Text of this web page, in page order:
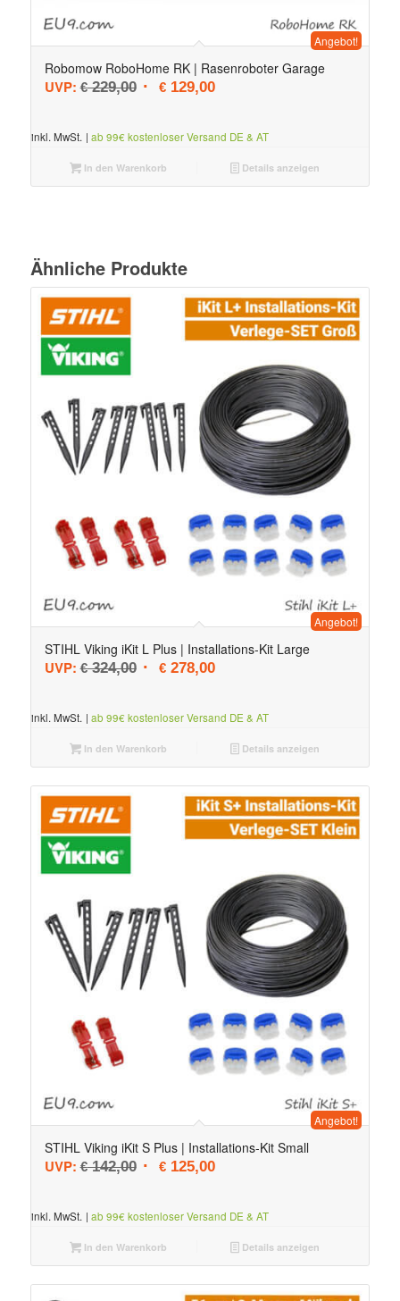
Robomow RoboHome RK | Rasenroboter Garage
UVP: €229,00 Ursprünglicher Preis war: € 229,00
€129,00Aktueller Preis ist: € 129,00.
Angebot!
inkl. MwSt. | ab 99€ kostenloser Versand DE & AT
In den Warenkorb Details anzeigen
Ähnliche Produkte
STIHL Viking iKit L Plus | Installations-Kit Large
UVP: €324,00 Ursprünglicher Preis war: € 324,00
€278,00Aktueller Preis ist: € 278,00.
Angebot!
inkl. MwSt. | ab 99€ kostenloser Versand DE & AT
In den Warenkorb Details anzeigen
STIHL Viking iKit S Plus | Installations-Kit Small
UVP: €142,00 Ursprünglicher Preis war: € 142,00
€125,00Aktueller Preis ist: € 125,00.
Angebot!
inkl. MwSt. | ab 99€ kostenloser Versand DE & AT
In den Warenkorb Details anzeigen